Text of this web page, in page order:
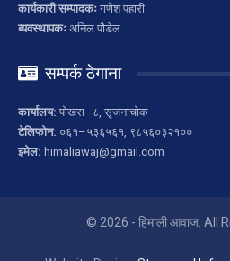
कार्यकारी सम्पादकः गणेश पहारी
ब्यवस्थापकः अनिल पौडेल
सम्पर्क ठेगाना
कार्यालय: पोखरा–८, सृजनाचोक
टेलिफोन: ०६१–५३६५६१, ९८५६०३२१००
इमेल: himaliawaj@gmail.com
© 2026 - हिमाली आवाज. All